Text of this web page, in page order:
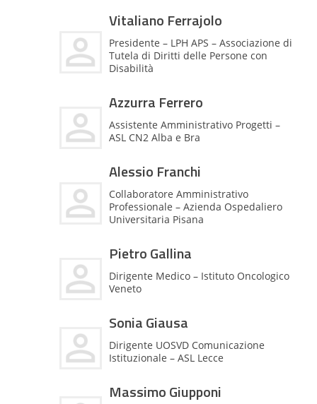
Vitaliano Ferrajolo
Presidente – LPH APS – Associazione di
Tutela di Diritti delle Persone con
Disabilità
Azzurra Ferrero
Assistente Amministrativo Progetti –
ASL CN2 Alba e Bra
Alessio Franchi
Collaboratore Amministrativo
Professionale – Azienda Ospedaliero
Universitaria Pisana
Pietro Gallina
Dirigente Medico – Istituto Oncologico
Veneto
Sonia Giausa
Dirigente UOSVD Comunicazione
Istituzionale – ASL Lecce
Massimo Giupponi